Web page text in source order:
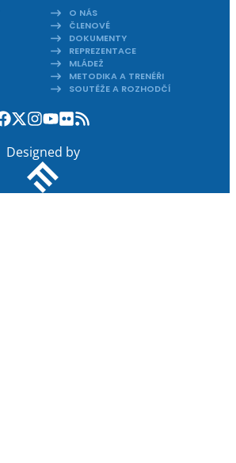
O NÁS
ČLENOVÉ
DOKUMENTY
REPREZENTACE
MLÁDEŽ
METODIKA A TRENÉŘI
SOUTĚŽE A ROZHODČÍ
Designed by